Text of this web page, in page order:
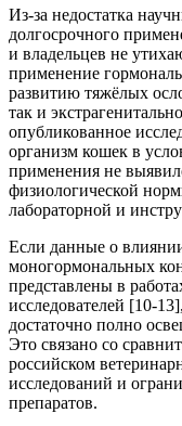
Из-за недостатка
долгосрочного
и владельцев не
применение
развитию тяжёлых
так и
опубликованное
организм кошек в
применения не
физиологической
лабораторной и
Если данные о
моногормональных
представлены в
исследователей [10-
достаточно полно
Это связано со
российском
исследований и
препаратов.